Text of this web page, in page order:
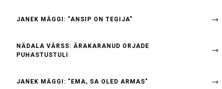
JANEK MÄGGI: "ANSIP ON TEGIJA"
NÄDALA VÄRSS: ÄRAKARANUD ORJADE
PUHASTUSTULI
JANEK MÄGGI: "EMA, SA OLED ARMAS"